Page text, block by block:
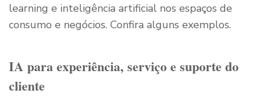
learning e inteligência artificial nos espaços de
consumo e negócios. Confira alguns exemplos.
IA para experiência, serviço e suporte do
cliente